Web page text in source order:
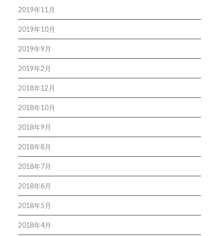
2019年11月
2019年10月
2019年9月
2019年2月
2018年12月
2018年10月
2018年9月
2018年8月
2018年7月
2018年6月
2018年5月
2018年4月